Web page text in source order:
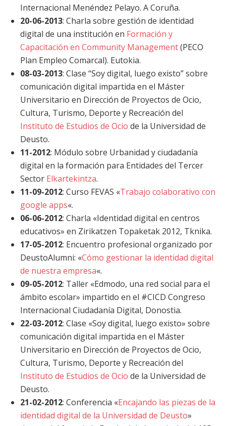
Internacional Menéndez Pelayo. A Coruña.
20-06-2013: Charla sobre gestión de identidad
digital de una institución en Formación y
Capacitación en Community Management(PECO
Plan Empleo Comarcal). Eutokia.
08-03-2013: Clase “Soy digital, luego existo” sobre
comunicación digital impartida en el Máster
Universitario en Dirección de Proyectos de Ocio,
Cultura, Turismo, Deporte y Recreación del
Instituto de Estudios de Ocio de la Universidad de
Deusto.
11-2012: Módulo sobre Urbanidad y ciudadanía
digital en la formación para Entidades del Tercer
Sector Elkartekintza.
11-09-2012: Curso FEVAS «Trabajo colaborativo con
google apps«.
06-06-2012: Charla «Identidad digital en centros
educativos» en Zirikatzen Topaketak 2012, Tknika.
17-05-2012: Encuentro profesional organizado por
DeustoAlumni: «Cómo gestionar la identidad digital
de nuestra empresa«.
09-05-2012: Taller «Edmodo, una red social para el
ámbito escolar» impartido en el #CICD Congreso
Internacional Ciudadanía Digital, Donostia.
22-03-2012: Clase «Soy digital, luego existo» sobre
comunicación digital impartida en el Máster
Universitario en Dirección de Proyectos de Ocio,
Cultura, Turismo, Deporte y Recreación del
Instituto de Estudios de Ocio de la Universidad de
Deusto.
21-02-2012: Conferencia «Encajando las piezas de la
identidad digital de la Universidad de Deusto»